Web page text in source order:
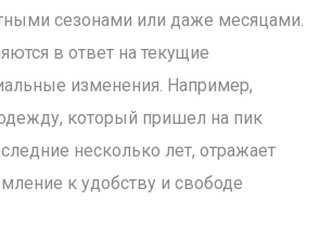
сезонами или даже месяцами.
в ответ на текущие
изменения. Например,
который пришел на пик
несколько лет, отражает
к удобству и свободе